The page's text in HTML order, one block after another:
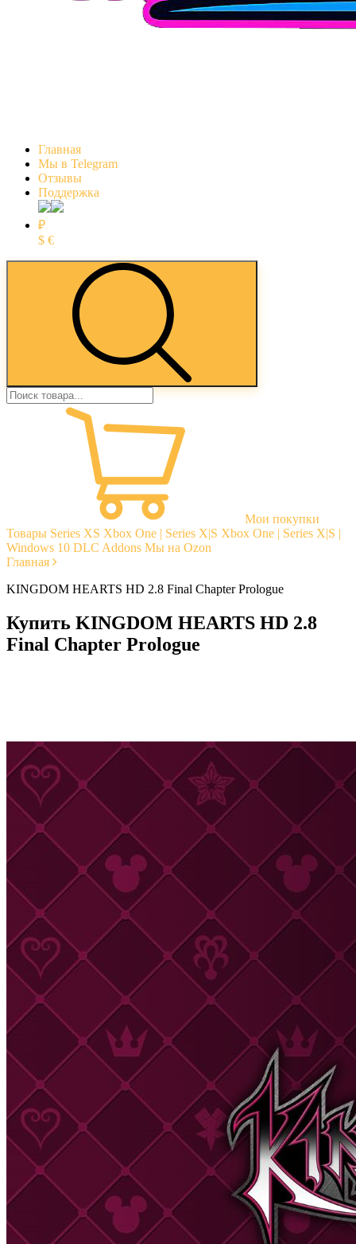
Главная
Мы в Telegram
Отзывы
Поддержка
₽
$ €
Мои покупки
Товары Series XS Xbox One | Series X|S Xbox One | Series X|S |
Windows 10 DLC Addons Мы на Ozon
Главная
KINGDOM HEARTS HD 2.8 Final Chapter Prologue
Купить KINGDOM HEARTS HD 2.8
Final Chapter Prologue